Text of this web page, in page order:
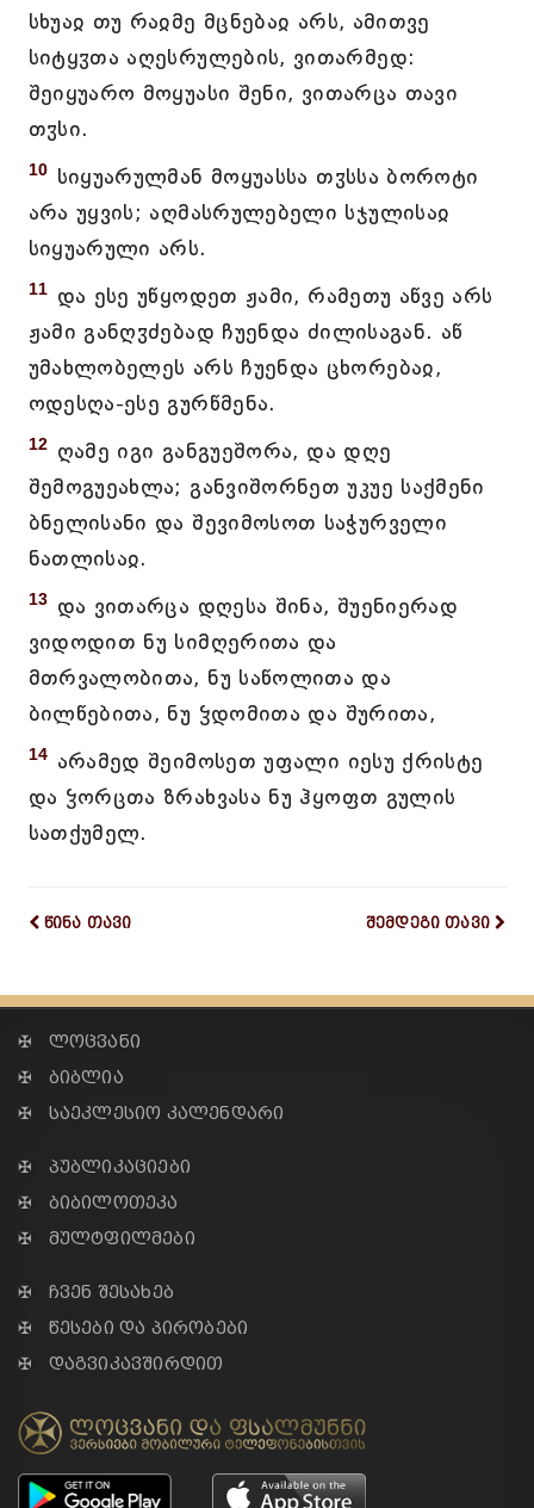
სხუაჲ თუ რაჲმე მცნებაჲ არს, ამითვე
სიტყჳთა აღესრულების, ვითარმედ:
შეიყუარო მოყუასი შენი, ვითარცა თავი
თჳსი.
10 სიყუარულმან მოყუასსა თჳსსა ბოროტი
არა უყვის; აღმასრულებელი სჯულისაჲ
სიყუარული არს.
11 და ესე უწყოდეთ ჟამი, რამეთუ აწვე არს
ჟამი განღჳძებად ჩუენდა ძილისაგან. აწ
უმახლობელეს არს ჩუენდა ცხორებაჲ,
ოდესღა-ესე გურწმენა.
12 ღამე იგი განგუეშორა, და დღე
შემოგუეახლა; განვიშორნეთ უკუე საქმენი
ბნელისანი და შევიმოსოთ საჭურველი
ნათლისაჲ.
13 და ვითარცა დღესა შინა, შუენიერად
ვიდოდით ნუ სიმღერითა და
მთრვალობითა, ნუ საწოლითა და
ბილწებითა, ნუ ჴდომითა და შურითა,
14 არამედ შეიმოსეთ უფალი იესუ ქრისტე
და ჴორცთა ზრახვასა ნუ ჰყოფთ გულის
სათქუმელ.
წინა თავი შემდეგი თავი
✠ ლოცვანი
✠ ბიბლია
✠ საეკლესიო კალენდარი
✠ პუბლიკაციები
✠ ბიბილოთეკა
✠ მულტფილმები
✠ ჩვენ შესახებ
✠ წესები და პირობები
✠ დაგვიკავშირდით